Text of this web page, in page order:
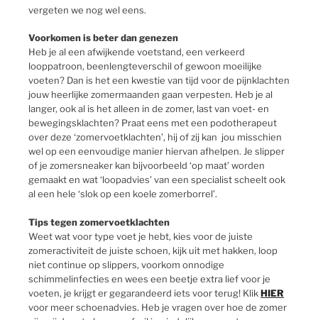
vergeten we nog wel eens.
Voorkomen is beter dan genezen
Heb je al een afwijkende voetstand, een verkeerd
looppatroon, beenlengteverschil of gewoon moeilijke
voeten? Dan is het een kwestie van tijd voor de pijnklachten
jouw heerlijke zomermaanden gaan verpesten. Heb je al
langer, ook al is het alleen in de zomer, last van voet- en
bewegingsklachten? Praat eens met een podotherapeut
over deze ‘zomervoetklachten’, hij of zij kan jou misschien
wel op een eenvoudige manier hiervan afhelpen. Je slipper
of je zomersneaker kan bijvoorbeeld ‘op maat’ worden
gemaakt en wat ‘loopadvies’ van een specialist scheelt ook
al een hele ‘slok op een koele zomerborrel’.
Tips tegen zomervoetklachten
Weet wat voor type voet je hebt, kies voor de juiste
zomeractiviteit de juiste schoen, kijk uit met hakken, loop
niet continue op slippers, voorkom onnodige
schimmelinfecties en wees een beetje extra lief voor je
voeten, je krijgt er gegarandeerd iets voor terug! KlikHIER
voor meer schoenadvies. Heb je vragen over hoe de zomer